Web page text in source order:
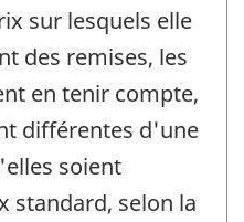
sur lesquels elle
des remises, les
en tenir compte,
différentes d'une
soient
standard, selon la